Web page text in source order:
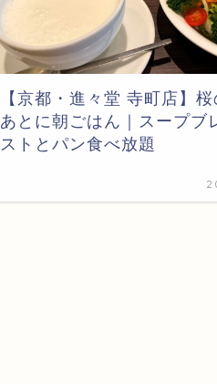
【京都・進々堂 寺町店】
あとに朝ごはん｜スープブ
ストとパン食べ放題